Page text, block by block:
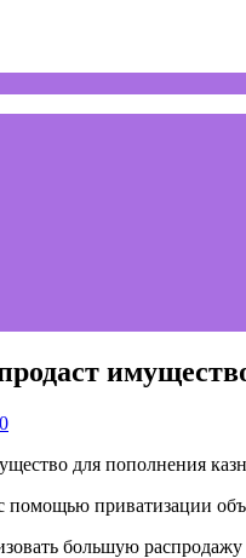
помощью приватизации
большую